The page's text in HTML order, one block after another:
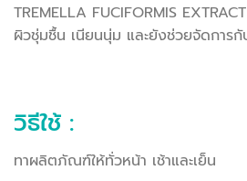
TREMELLA FUCIFORMIS
ผิวชุ่มชื้น เนียนนุ่ม และยังช่วยจัดการ
วิธีใช้ :
ทาผลิตภัณฑ์ให้ทั่วหน้า เช้าและเย็น